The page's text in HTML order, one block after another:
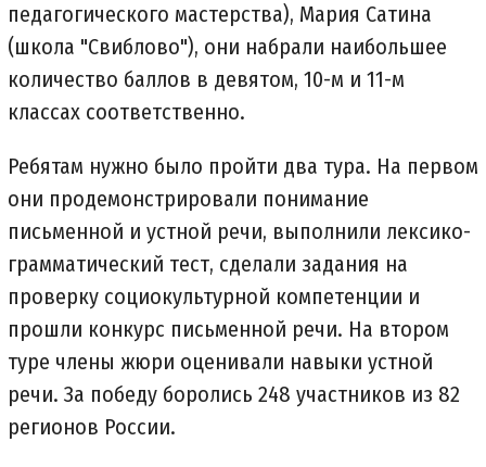
педагогического мастерства), Мария Сатина
(школа "Свиблово"), они набрали наибольшее
количество баллов в девятом, 10-м и 11-м
классах соответственно.
Ребятам нужно было пройти два тура. На первом
они продемонстрировали понимание
письменной и устной речи, выполнили лексико-
грамматический тест, сделали задания на
проверку социокультурной компетенции и
прошли конкурс письменной речи. На втором
туре члены жюри оценивали навыки устной
речи. За победу боролись 248 участников из 82
регионов России.